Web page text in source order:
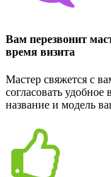
Вам перезвонит
время визита
Мастер свяжется с
согласовать
название и модель